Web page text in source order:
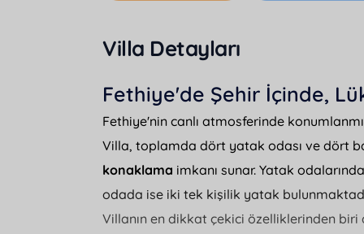
Villa Detayları
Fethiye'de Şehir İçinde,
Fethiye'nin canlı atmosferinde
Villa, toplamda dört yatak odası ve dört
konaklama imkanı sunar. Yatak
odada ise iki tek kişilik yatak
Villanın en dikkat çekici özelliklerinden biri